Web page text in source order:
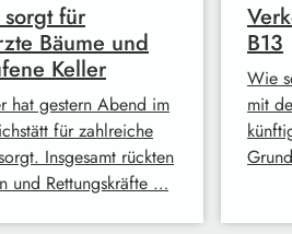
für
Bäume und
Keller
hat gestern Abend im
für zahlreiche
Insgesamt rückten
und Rettungskräfte …
B13
Wie
mit